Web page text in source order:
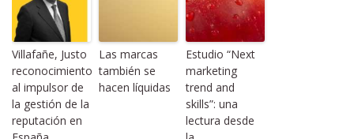
Villafañe, Justo
reconocimiento
al impulsor de
la gestión de la
reputación en
Las marcas
también se
hacen líquidas
Estudio “Next
marketing
trend and
skills”: una
lectura desde